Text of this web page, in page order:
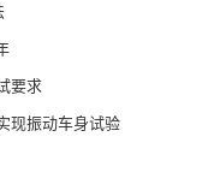
要求
现振动车身试验